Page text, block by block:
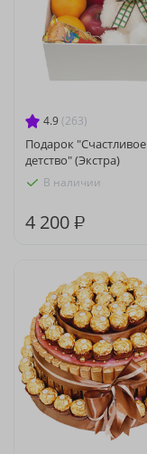
4.9 (263)
Подарок "Счастливое
детство" (Экстра)
В наличии
4 200 ₽